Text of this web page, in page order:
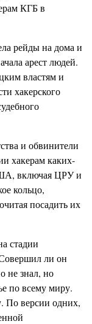
КГБ в
рейды на дома и
арест людей.
властям и
хакерского
и обвинители
хакерам каких-
включая ЦРУ и
кольцо,
посадить их
стадии
ли он
не знал, но
по всему миру.
По версии одних,